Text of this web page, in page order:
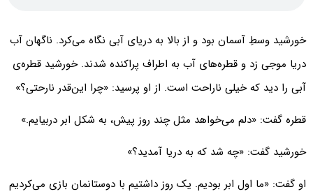
خورشید وسطِ آسمان بود و از بالا به دریای آبی نگاه می‌‌کرد. ناگهان آب
دریا موجی زد و قطره‌های آب به اطراف پراکنده شدند. خورشید قطره‌ی
آبی را دید که خیلی ناراحت است. از او پرسید: «چرا این‌قدر نارحتی؟»
قطره گفت: «دلم می‌خواهد مثل چند روز پیش، به شکل ابر دربیایم.»
خورشید گفت: «چه شد که به دریا آمدید؟»
او گفت: «ما اول ابر بودیم. یک روز داشتیم با دوستانمان بازی می‌کردیم